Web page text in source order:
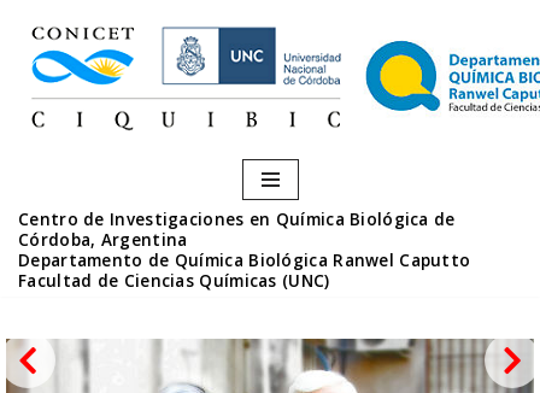
Saltar
contenido
Centro de Investigaciones en Química Biológica de
Córdoba, Argentina
Departamento de Química Biológica Ranwel Caputto
Facultad de Ciencias Químicas (UNC)